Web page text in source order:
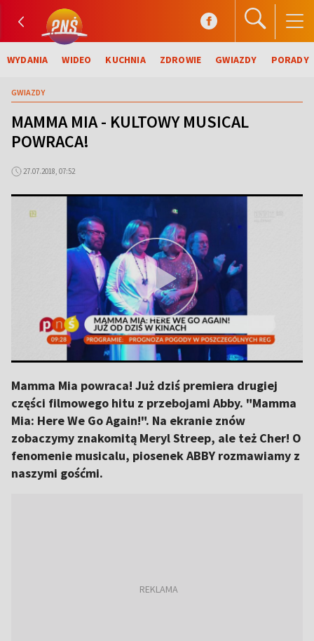
WYDANIA WIDEO KUCHNIA ZDROWIE GWIAZDY PORADY
GWIAZDY
MAMMA MIA - KULTOWY MUSICAL
POWRACA!
27.07.2018, 07:52
Mamma Mia powraca! Już dziś premiera drugiej
części filmowego hitu z przebojami Abby. "Mamma
Mia: Here We Go Again!". Na ekranie znów
zobaczymy znakomitą Meryl Streep, ale też Cher! O
fenomenie musicalu, piosenek ABBY rozmawiamy z
naszymi gośćmi.